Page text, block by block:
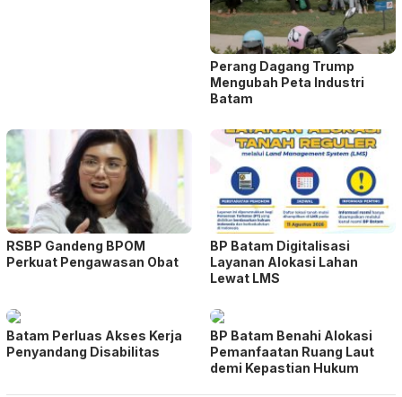
Perang Dagang Trump
Mengubah Peta Industri
Batam
RSBP Gandeng BPOM
Perkuat Pengawasan Obat
BP Batam Digitalisasi
Layanan Alokasi Lahan
Lewat LMS
Batam Perluas Akses Kerja
Penyandang Disabilitas
BP Batam Benahi Alokasi
Pemanfaatan Ruang Laut
demi Kepastian Hukum